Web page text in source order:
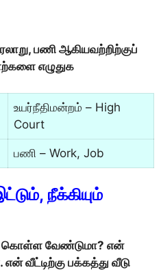
பணி ஆகியவற்றிற்குப்
எழுதுக
உயர்நீதிமன்றம் – High
Court
பணி – Work, Job
நீக்கியும்
கொள்ள வேண்டுமா? என்
வீட்டிற்கு பக்கத்து வீடு